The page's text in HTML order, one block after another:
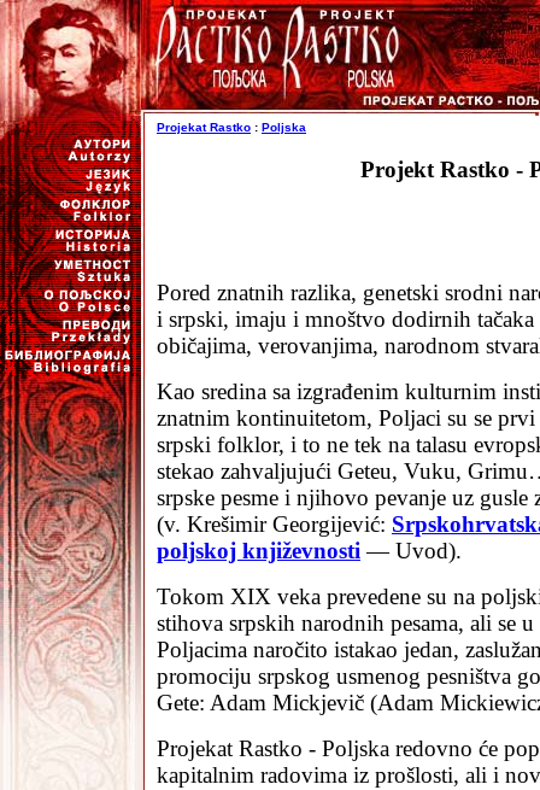
Projekat Rastko : Poljska
Projekt Rastko -
Pored znatnih razlika, genetski srodni
i srpski, imaju i mnoštvo dodirnih
običajima, verovanjima, narodnom
Kao sredina sa izgrađenim kulturnim
znatnim kontinuitetom, Poljaci su se prvi
srpski folklor, i to ne tek na talasu
stekao zahvaljujući Geteu, Vuku,
srpske pesme i njihovo pevanje uz
(v. Krešimir Georgijević:
poljskoj književnosti — Uvod).
Tokom XIX veka prevedene su na
stihova srpskih narodnih pesama, ali se
Poljacima naročito istakao jedan,
promociju srpskog usmenog pesništva
Gete: Adam Mickjevič (Adam
Projekat Rastko - Poljska redovno će
kapitalnim radovima iz prošlosti, ali i